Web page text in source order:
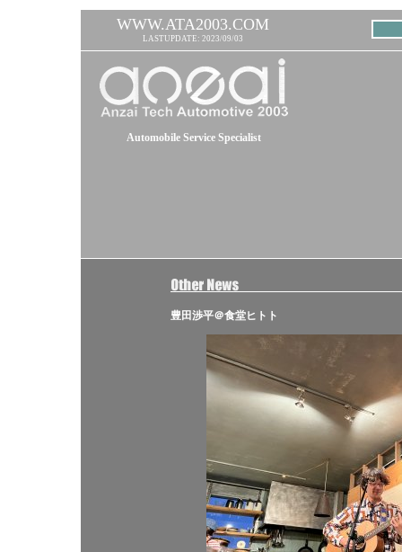
WWW.ATA2003.COM
LASTUPDATE: 2023/09/03
Automobile Service Specialist
豊田渉平＠食堂ヒトト